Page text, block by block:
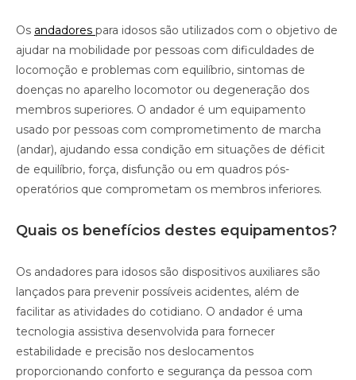
Os andadores para idosos são utilizados com o objetivo de
ajudar na mobilidade por pessoas com dificuldades de
locomoção e problemas com equilíbrio, sintomas de
doenças no aparelho locomotor ou degeneração dos
membros superiores. O andador é um equipamento
usado por pessoas com comprometimento de marcha
(andar), ajudando essa condição em situações de déficit
de equilíbrio, força, disfunção ou em quadros pós-
operatórios que comprometam os membros inferiores.
Quais os benefícios destes equipamentos?
Os andadores para idosos são dispositivos auxiliares são
lançados para prevenir possíveis acidentes, além de
facilitar as atividades do cotidiano. O andador é uma
tecnologia assistiva desenvolvida para fornecer
estabilidade e precisão nos deslocamentos
proporcionando conforto e segurança da pessoa com